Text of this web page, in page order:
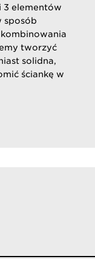
3 elementów
sposób
tworzyć
solidna,
ściankę w